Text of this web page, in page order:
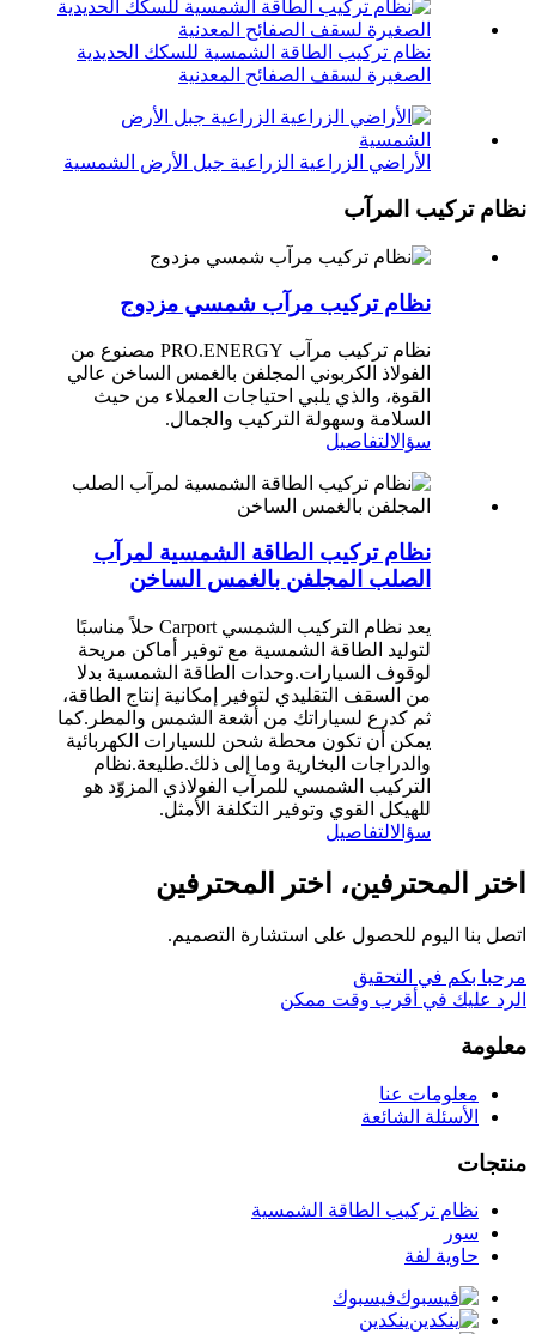
نظام تركيب الطاقة الشمسية للسكك الحديدية
الصغيرة لسقف الصفائح المعدنية
الأراضي الزراعية الزراعية جبل الأرض الشمسية
نظام تركيب المرآب
نظام تركيب مرآب شمسي مزدوج
نظام تركيب مرآب PRO.ENERGY مصنوع من
الفولاذ الكربوني المجلفن بالغمس الساخن عالي
القوة، والذي يلبي احتياجات العملاء من حيث
السلامة وسهولة التركيب والجمال.
سؤالالتفاصيل
نظام تركيب الطاقة الشمسية لمرآب
الصلب المجلفن بالغمس الساخن
يعد نظام التركيب الشمسي Carport حلاً مناسبًا
لتوليد الطاقة الشمسية مع توفير أماكن مريحة
لوقوف السيارات.وحدات الطاقة الشمسية بدلا
من السقف التقليدي لتوفير إمكانية إنتاج الطاقة،
ثم كدرع لسياراتك من أشعة الشمس والمطر.كما
يمكن أن تكون محطة شحن للسيارات الكهربائية
والدراجات البخارية وما إلى ذلك.طليعة.نظام
التركيب الشمسي للمرآب الفولاذي المزوّد هو
للهيكل القوي وتوفير التكلفة الأمثل.
سؤالالتفاصيل
اختر المحترفين، اختر المحترفين
اتصل بنا اليوم للحصول على استشارة التصميم.
مرحبا بكم في التحقيق
الرد عليك في أقرب وقت ممكن
معلومة
معلومات عنا
الأسئلة الشائعة
منتجات
نظام تركيب الطاقة الشمسية
سور
حاوية لفة
فيسبوك
ينكدين